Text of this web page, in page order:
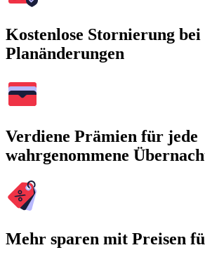
Kostenlose Stornierung bei
Planänderungen
Verdiene Prämien für jede
wahrgenommene
Mehr sparen mit Preisen